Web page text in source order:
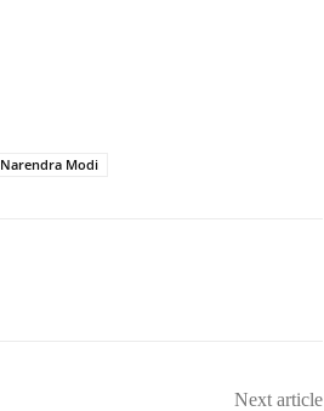
Narendra Modi
Next article